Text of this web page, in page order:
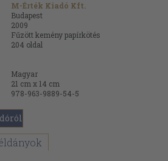
M-Érték Kiadó Kft.
Budapest
2009
Fűzött kemény papírkötés
204 oldal
Magyar
21 cm x 14 cm
978-963-9889-54-5